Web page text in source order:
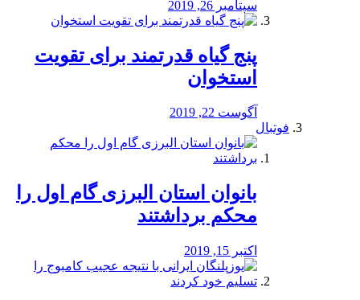
سپتامبر 26, 2019
پنج گیاه قدرتمند برای تقویت
استخوان
آگوست 22, 2019
فوتبال
بانوان استان البرزی گام اول را
محكم برداشتند
اکتبر 15, 2019